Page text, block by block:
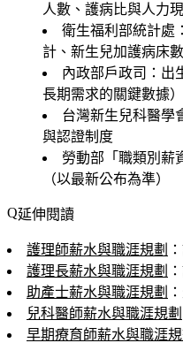
人數、護病比與人力
衛生福利部統計處
計、新生兒加護病床數
內政部戶政司：出
長期需求的關鍵數據）
台灣新生兒科醫學
與認證制度
勞動部「職類別薪
（以最新公布為準）
延伸閱讀
護理師薪水與職涯規劃
護理長薪水與職涯規劃
助產士薪水與職涯規劃
兒科醫師薪水與職涯規劃
早期療育師薪水與職涯規